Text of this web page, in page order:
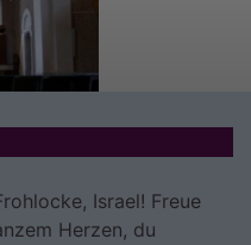
Israel! Freue
Herzen, du